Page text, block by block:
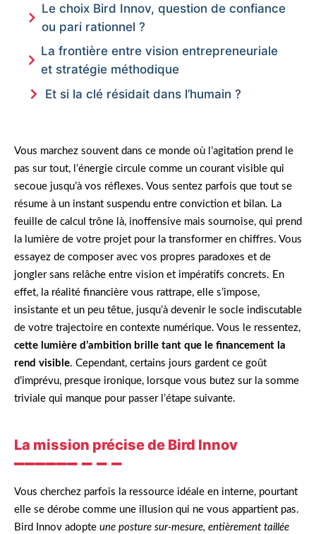
Le choix Bird Innov, question de confiance
ou pari rationnel ?
La frontière entre vision entrepreneuriale
et stratégie méthodique
Et si la clé résidait dans l’humain ?
Vous marchez souvent dans ce monde où l’agitation prend le
pas sur tout, l’énergie circule comme un courant visible qui
secoue jusqu’à vos réflexes. Vous sentez parfois que tout se
résume à un instant suspendu entre conviction et bilan. La
feuille de calcul trône là, inoffensive mais sournoise, qui prend
la lumière de votre projet pour la transformer en chiffres. Vous
essayez de composer avec vos propres paradoxes et de
jongler sans relâche entre vision et impératifs concrets. En
effet, la réalité financière vous rattrape, elle s’impose,
insistante et un peu têtue, jusqu’à devenir le socle indiscutable
de votre trajectoire en contexte numérique. Vous le ressentez,
cette lumière d’ambition brille tant que le financement la
rend visible. Cependant, certains jours gardent ce goût
d’imprévu, presque ironique, lorsque vous butez sur la somme
triviale qui manque pour passer l’étape suivante.
La mission précise de Bird Innov
Vous cherchez parfois la ressource idéale en interne, pourtant
elle se dérobe comme une illusion qui ne vous appartient pas.
Bird Innov adopte une posture sur-mesure, entièrement taillée